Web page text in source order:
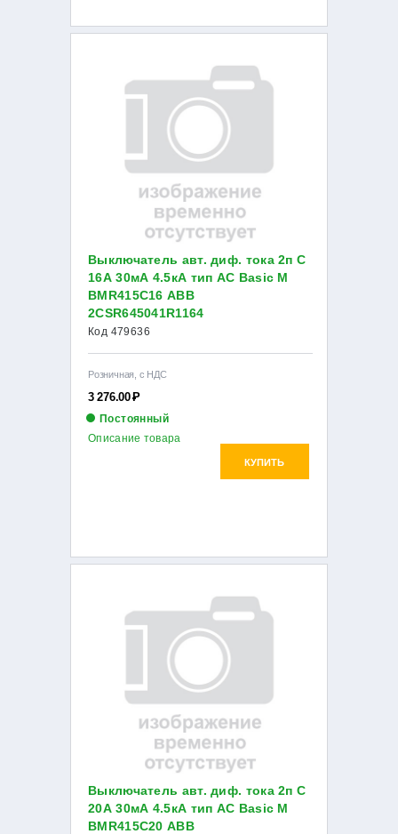
Выключатель авт. диф. тока 2п С
16А 30мА 4.5кА тип AC Basic M
BMR415C16 ABB
2CSR645041R1164
Код 479636
Розничная, с НДС
3 276.00Р
Постоянный
КУПИТЬ
Описание товара
Выключатель авт. диф. тока 2п С
20А 30мА 4.5кА тип AC Basic M
BMR415C20 ABB